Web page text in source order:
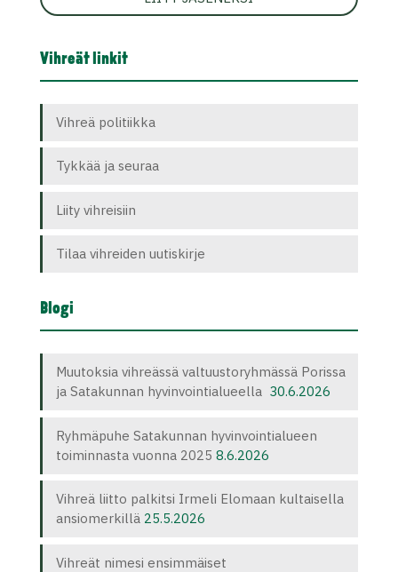
Vihreät linkit
Vihreä politiikka
Tykkää ja seuraa
Liity vihreisiin
Tilaa vihreiden uutiskirje
Blogi
Muutoksia vihreässä valtuustoryhmässä Porissa
ja Satakunnan hyvinvointialueella 30.6.2026
Ryhmäpuhe Satakunnan hyvinvointialueen
toiminnasta vuonna 2025 8.6.2026
Vihreä liitto palkitsi Irmeli Elomaan kultaisella
ansiomerkillä 25.5.2026
Vihreät nimesi ensimmäiset